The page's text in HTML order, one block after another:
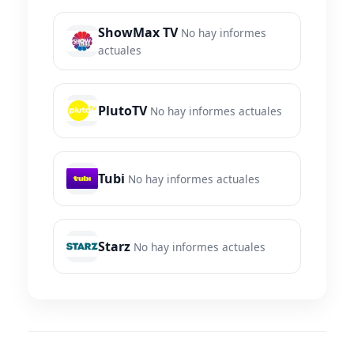
ShowMax TV No hay informes
actuales
PlutoTV No hay informes actuales
Tubi No hay informes actuales
Starz No hay informes actuales